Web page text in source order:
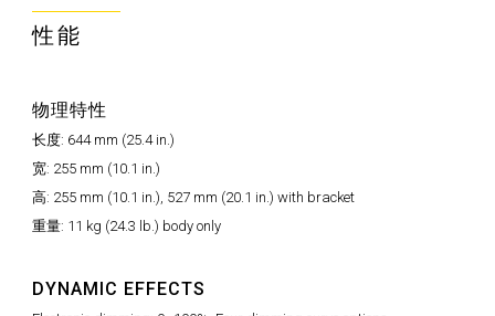
性能
物理特性
长度: 644 mm (25.4 in.)
宽: 255 mm (10.1 in.)
高: 255 mm (10.1 in.), 527 mm (20.1 in.) with bracket
重量: 11 kg (24.3 lb.) body only
DYNAMIC EFFECTS